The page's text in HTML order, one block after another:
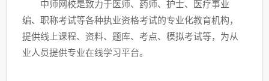
中师网校是致力于医师、药师、护士、医疗事业
编、职称考试等各种执业资格考试的专业化教育机构，
提供线上课程、资料、题库、考点、模拟考试等，为从
业人员提供专业在线学习平台。